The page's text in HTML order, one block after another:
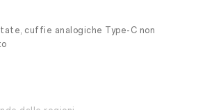
cuffie analogiche Type-C non